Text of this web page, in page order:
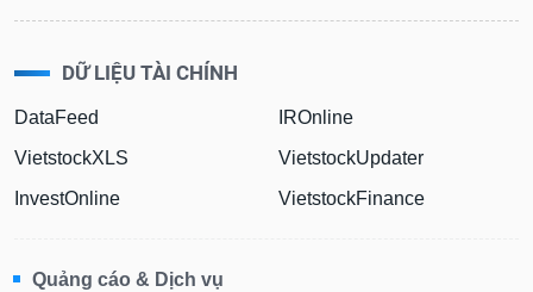
DỮ LIỆU TÀI CHÍNH
DataFeed
VietstockXLS
InvestOnline
IROnline
VietstockUpdater
VietstockFinance
Quảng cáo & Dịch vụ